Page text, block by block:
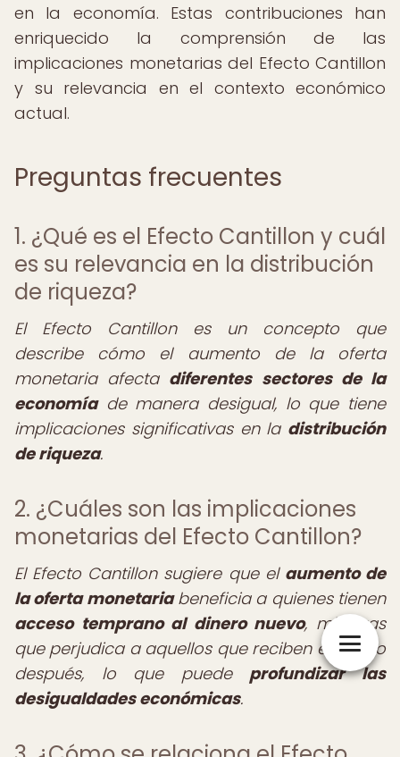
en la economía. Estas contribuciones han
enriquecido la comprensión de las
implicaciones monetarias del Efecto Cantillon
y su relevancia en el contexto económico
actual.
Preguntas frecuentes
1. ¿Qué es el Efecto Cantillon y cuál
es su relevancia en la distribución
de riqueza?
El Efecto Cantillon es un concepto que
describe cómo el aumento de la oferta
monetaria afecta diferentes sectores de la
economíade manera desigual, lo que tiene
implicaciones significativas en la distribución
de riqueza.
2. ¿Cuáles son las implicaciones
monetarias del Efecto Cantillon?
El Efecto Cantillon sugiere que el aumento de
la oferta monetariabeneficia a quienes tienen
acceso temprano al dinero nuevo, mientras
que perjudica a aquellos que reciben el dinero
después, lo que puede profundizar las
desigualdades económicas.